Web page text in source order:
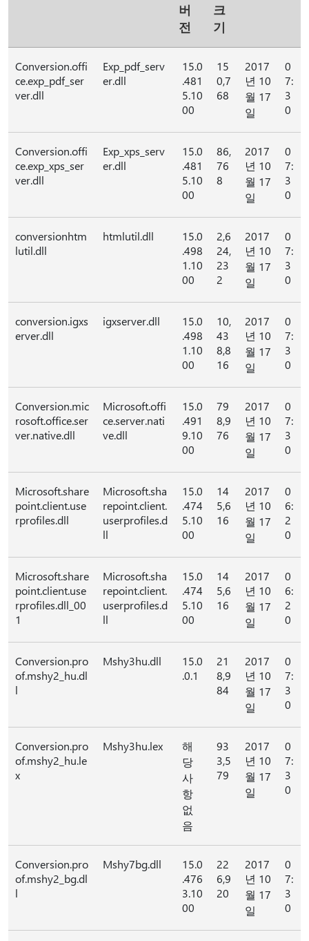
버
전
크
기
Conversion.offi
ce.exp_pdf_ser
ver.dll
Exp_pdf_serv
er.dll
15.0
.481
5.10
00
15
0,7
68
2017
년 10
월 17
일
0
7:
3
0
Conversion.offi
ce.exp_xps_ser
ver.dll
Exp_xps_serv
er.dll
15.0
.481
5.10
00
86,
76
8
2017
년 10
월 17
일
0
7:
3
0
conversionhtm
lutil.dll
htmlutil.dll
15.0
.498
1.10
00
2,6
24,
23
2
2017
년 10
월 17
일
0
7:
3
0
conversion.igxs
erver.dll
igxserver.dll
15.0
.498
1.10
00
10,
43
8,8
16
2017
년 10
월 17
일
0
7:
3
0
Conversion.mic
rosoft.office.ser
ver.native.dll
Microsoft.offi
ce.server.nati
ve.dll
15.0
.491
9.10
00
79
8,9
76
2017
년 10
월 17
일
0
7:
3
0
Microsoft.share
point.client.use
rprofiles.dll
Microsoft.sha
repoint.client.
userprofiles.d
ll
15.0
.474
5.10
00
14
5,6
16
2017
년 10
월 17
일
0
6:
2
0
Microsoft.share
point.client.use
rprofiles.dll_00
1
Microsoft.sha
repoint.client.
userprofiles.d
ll
15.0
.474
5.10
00
14
5,6
16
2017
년 10
월 17
일
0
6:
2
0
Conversion.pro
of.mshy2_hu.dl
l
Mshy3hu.dll
15.0
.0.1
21
8,9
84
2017
년 10
월 17
일
0
7:
3
0
Conversion.pro
of.mshy2_hu.le
x
Mshy3hu.lex
해
당
사
항
없
음
93
3,5
79
2017
년 10
월 17
일
0
7:
3
0
Conversion.pro
of.mshy2_bg.dl
l
Mshy7bg.dll
15.0
.476
3.10
00
22
6,9
20
2017
년 10
월 17
일
0
7:
3
0